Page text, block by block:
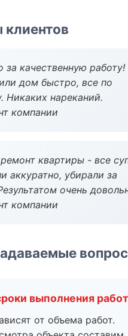
за качественную работу!
дом быстро, все по
Никаких нареканий.
компании
квартиры - все
аккуратно, убирали за
очень
компании
выполнения
от объема работ.